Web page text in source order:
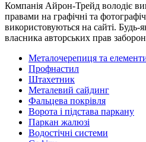
Компанія Айрон-Трейд володіє
правами на графічні та
використовуються на сайті. Будь-
власника авторських прав
Металочерепиця та
Профнастил
Штахетник
Металевий сайдинг
Фальцева покрівля
Ворота і підстава паркану
Паркан жалюзі
Водостічні системи